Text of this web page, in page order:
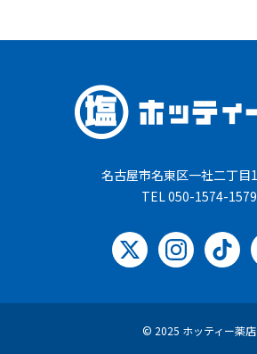
名古屋市名東区一社二丁目
TEL 050-1574-1579
© 2025 ホッティー薬店